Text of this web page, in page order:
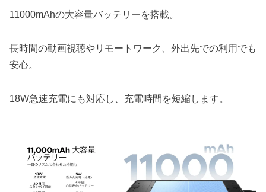
11000mAhの大容量バッテリーを搭載。
長時間の動画視聴やリモートワーク、外出先での利用でも
安心。
18W急速充電にも対応し、充電時間を短縮します。